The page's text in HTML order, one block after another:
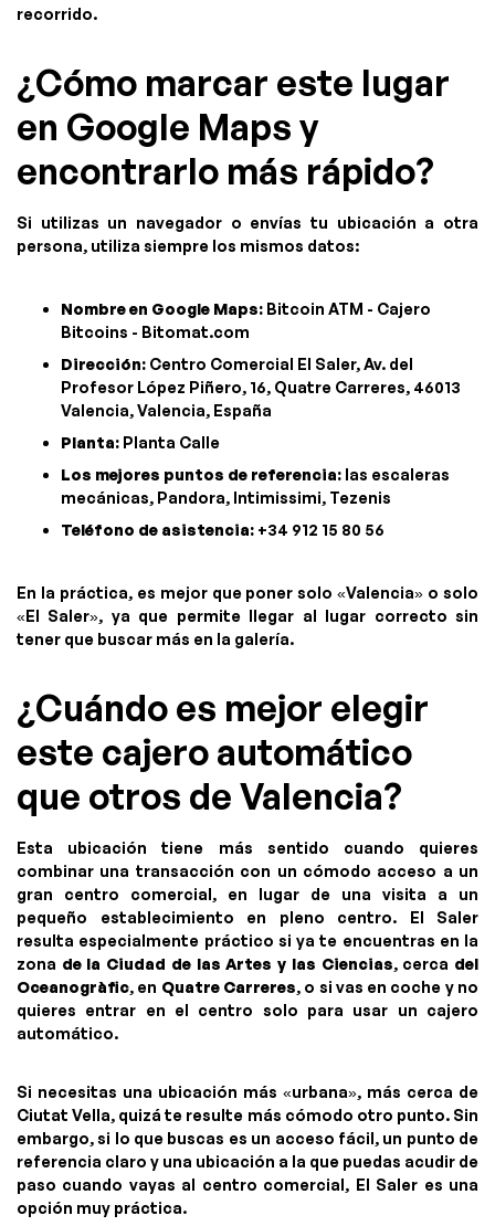
recorrido.
¿Cómo marcar este lugar
en Google Maps y
encontrarlo más rápido?
Si utilizas un navegador o envías tu ubicación a otra
persona, utiliza siempre los mismos datos:
Nombre en Google Maps: Bitcoin ATM - Cajero
Bitcoins - Bitomat.com
Dirección: Centro Comercial El Saler, Av. del
Profesor López Piñero, 16, Quatre Carreres, 46013
Valencia, Valencia, España
Planta: Planta Calle
Los mejores puntos de referencia: las escaleras
mecánicas, Pandora, Intimissimi, Tezenis
Teléfono de asistencia: +34 912 15 80 56
En la práctica, es mejor que poner solo «Valencia» o solo
«El Saler», ya que permite llegar al lugar correcto sin
tener que buscar más en la galería.
¿Cuándo es mejor elegir
este cajero automático
que otros de Valencia?
Esta ubicación tiene más sentido cuando quieres
combinar una transacción con un cómodo acceso a un
gran centro comercial, en lugar de una visita a un
pequeño establecimiento en pleno centro. El Saler
resulta especialmente práctico si ya te encuentras en la
zona de la Ciudad de las Artes y las Ciencias, cerca del
Oceanogràfic, en Quatre Carreres, o si vas en coche y no
quieres entrar en el centro solo para usar un cajero
automático.
Si necesitas una ubicación más «urbana», más cerca de
Ciutat Vella, quizá te resulte más cómodo otro punto. Sin
embargo, si lo que buscas es un acceso fácil, un punto de
referencia claro y una ubicación a la que puedas acudir de
paso cuando vayas al centro comercial, El Saler es una
opción muy práctica.